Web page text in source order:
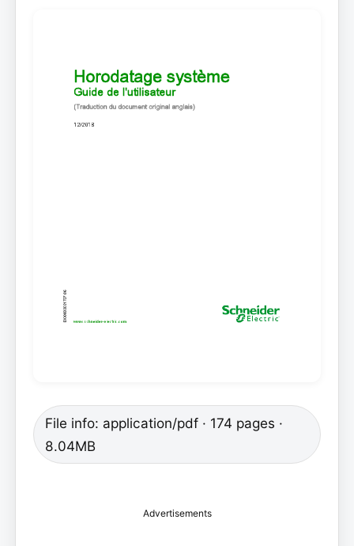
File info: application/pdf · 174 pages ·
8.04MB
Advertisements